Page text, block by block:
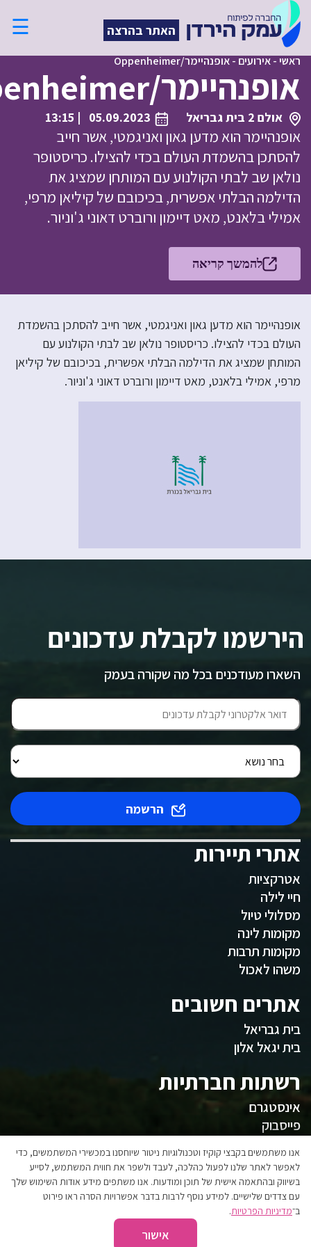
האתר בהרצה ☰
ראשי-אירועים -אופנהיימר/Oppenheimer
אופנהיימר/Oppenheimer
אולם 2 בית גבריאל 05.09.2023
| 13:15
אופנהיימר הוא מדען גאון ואניגמטי, אשר חייב
להסתכן בהשמדת העולם בכדי להצילו. כריסטופר
נולאן שב לבתי הקולנוע עם המותחן שמציג את
הדילמה הבלתי אפשרית, בכיכובם של קיליאן מרפי,
אמילי בלאנט, מאט דיימון ורוברט דאוני ג'וניור.
להמשך קריאה
אופנהיימר הוא מדען גאון ואניגמטי, אשר חייב להסתכן בהשמדת
העולם בכדי להצילו. כריסטופר נולאן שב לבתי הקולנוע עם
המותחן שמציג את הדילמה הבלתי אפשרית, בכיכובם של קיליאן
מרפי, אמילי בלאנט, מאט דיימון ורוברט דאוני ג'וניור.
הירשמו לקבלת עדכונים
השארו מעודכנים בכל מה שקורה בעמק
הרשמה
אתרי תיירות
אטרקציות
חיי לילה
מסלולי טיול
מקומות לינה
מקומות תרבות
משהו לאכול
אתרים חשובים
בית גבריאל
בית יגאל אלון
רשתות חברתיות
אינסטגרם
פייסבוק
המועצה
אגפי המועצה
הצהרת נגישות
אנו משתמשים בקבצי קוקיז וטכנולוגיות ניטור שיוחסנו במכשירי המשתמשים, כדי
לאפשר לאתר שלנו לפעול כהלכה, לעבד ולשפר את חווית המשתמש, לסייע
בשיווק ובהתאמה אישית של תוכן ומודעות. אנו משתפים מידע אודות השימוש שלך
עם צדדים שלישיים. למידע נוסף לרבות בדבר אפשרויות הסרה ראו פירוט
ב־מדיניות הפרטיות.
אישור